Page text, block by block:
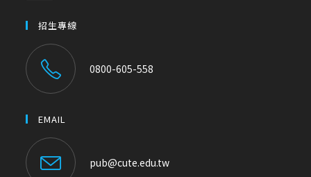
招生專線
0800-605-558
EMAIL
pub@cute.edu.tw